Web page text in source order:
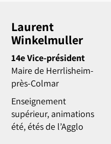
Laurent
Winkelmuller
14e Vice-président
Maire de Herrlisheim-
près-Colmar
Enseignement
supérieur, animations
été, étés de l’Agglo